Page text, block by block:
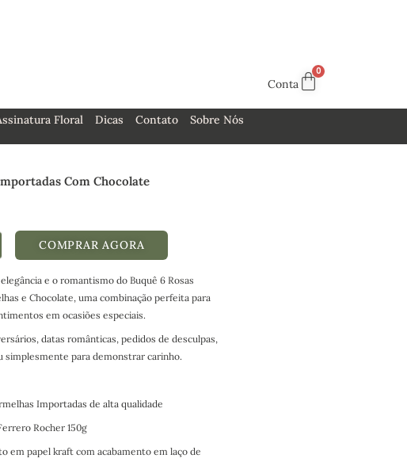
Conta
Floral Dicas Contato Sobre Nós
Com Chocolate
COMPRAR AGORA
e o romantismo do Buquê 6 Rosas
e Chocolate, uma combinação perfeita para
em ocasiões especiais.
datas românticas, pedidos de desculpas,
simplesmente para demonstrar carinho.
Importadas de alta qualidade​
Rocher 150g​
em papel kraft com acabamento em laço de